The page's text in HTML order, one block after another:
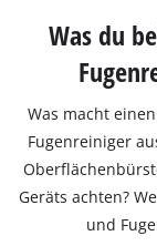
Was du
Was macht
Fugenreiniger
Geräts achten?
und